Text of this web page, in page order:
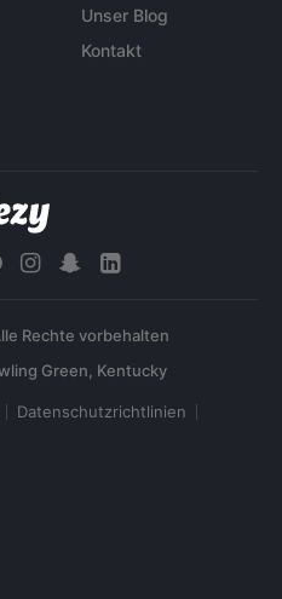
Unser Blog
Kontakt
Rechte vorbehalten
Datenschutzrichtlinien